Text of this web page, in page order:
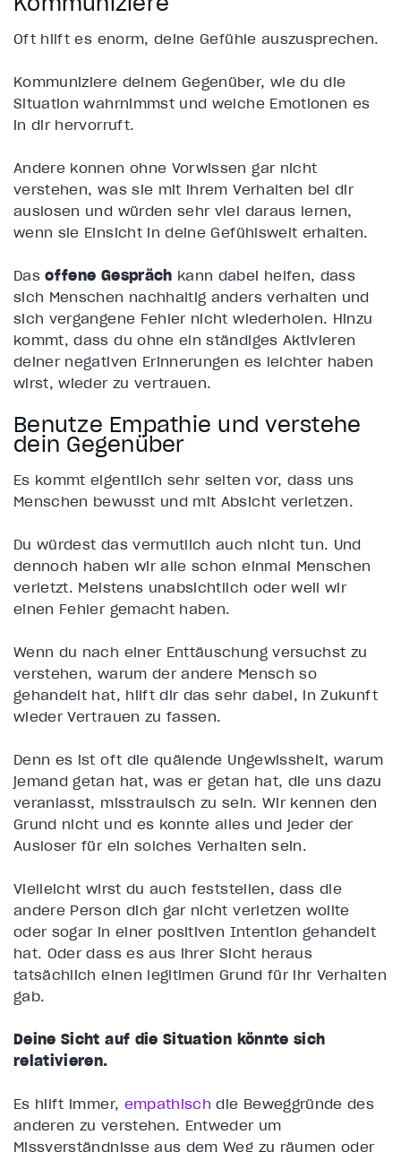
Oft hilft es enorm, deine Gefühle auszusprechen.
Kommuniziere deinem Gegenüber, wie du die
Situation wahrnimmst und welche Emotionen es
in dir hervorruft.
Andere können ohne Vorwissen gar nicht
verstehen, was sie mit ihrem Verhalten bei dir
auslösen und würden sehr viel daraus lernen,
wenn sie Einsicht in deine Gefühlswelt erhalten.
Dasoffene Gespräch kann dabei helfen, dass
sich Menschen nachhaltig anders verhalten und
sich vergangene Fehler nicht wiederholen. Hinzu
kommt, dass du ohne ein ständiges Aktivieren
deiner negativen Erinnerungen es leichter haben
wirst, wieder zu vertrauen.
Benutze Empathie und verstehe
dein Gegenüber
Es kommt eigentlich sehr selten vor, dass uns
Menschen bewusst und mit Absicht verletzen.
Du würdest das vermutlich auch nicht tun. Und
dennoch haben wir alle schon einmal Menschen
verletzt. Meistens unabsichtlich oder weil wir
einen Fehler gemacht haben.
Wenn du nach einer Enttäuschung versuchst zu
verstehen, warum der andere Mensch so
gehandelt hat, hilft dir das sehr dabei, in Zukunft
wieder Vertrauen zu fassen.
Denn es ist oft die quälende Ungewissheit, warum
jemand getan hat, was er getan hat, die uns dazu
veranlasst, misstrauisch zu sein. Wir kennen den
Grund nicht und es könnte alles und jeder der
Auslöser für ein solches Verhalten sein.
Vielleicht wirst du auch feststellen, dass die
andere Person dich gar nicht verletzen wollte
oder sogar in einer positiven Intention gehandelt
hat. Oder dass es aus ihrer Sicht heraus
tatsächlich einen legitimen Grund für ihr Verhalten
gab.
Deine Sicht auf die Situation könnte sich
relativieren.
Es hilft immer, empathischdie Beweggründe des
anderen zu verstehen. Entweder um
Missverständnisse aus dem Weg zu räumen oder